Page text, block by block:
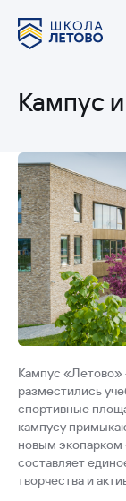
Кампус
Кампус «Летово»
разместились
спортивные
кампусу
новым экопарком
составляет
творчества и